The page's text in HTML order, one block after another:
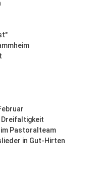
Dreifaltigkeit
im Pastoralteam
in Gut-Hirten